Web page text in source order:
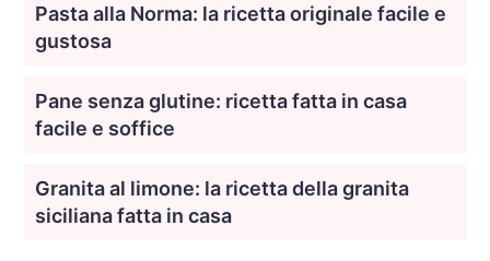
Pasta alla Norma: la ricetta originale facile e
gustosa
Pane senza glutine: ricetta fatta in casa
facile e soffice
Granita al limone: la ricetta della granita
siciliana fatta in casa